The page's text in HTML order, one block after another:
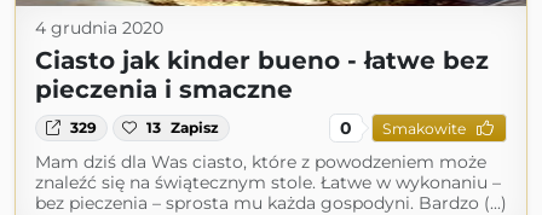
4 grudnia 2020
Ciasto jak kinder bueno - łatwe bez
pieczenia i smaczne
329 13 Zapisz 0 Smakowite
Mam dziś dla Was ciasto, które z powodzeniem może
znaleźć się na świątecznym stole. Łatwe w wykonaniu –
bez pieczenia – sprosta mu każda gospodyni. Bardzo (...)